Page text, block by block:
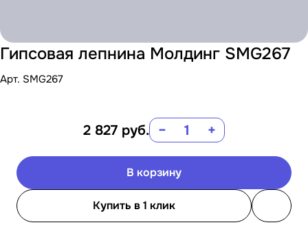
Гипсовая лепнина Молдинг SMG267
Арт. SMG267
2 827 руб. − +
В корзину
Купить в 1 клик